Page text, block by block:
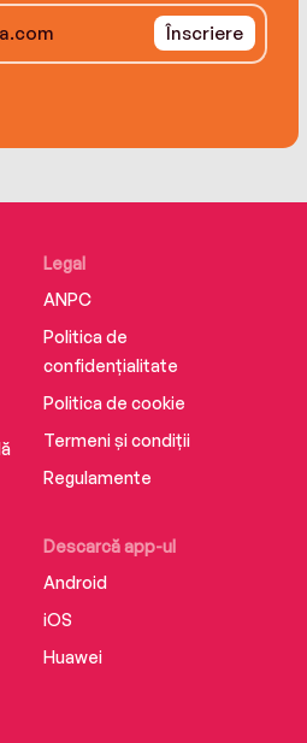
lighthearted but
TABLE is a highly
Înscriere
Descarcă app-ul
Android
iOS
Huawei
Legal
ANPC
Politica de
confidențialitate
Politica de cookie
Termeni și condiții
Regulamente